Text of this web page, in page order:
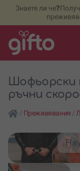
Знаете ли
Шофьорски
ръчни
/ Преживявания /